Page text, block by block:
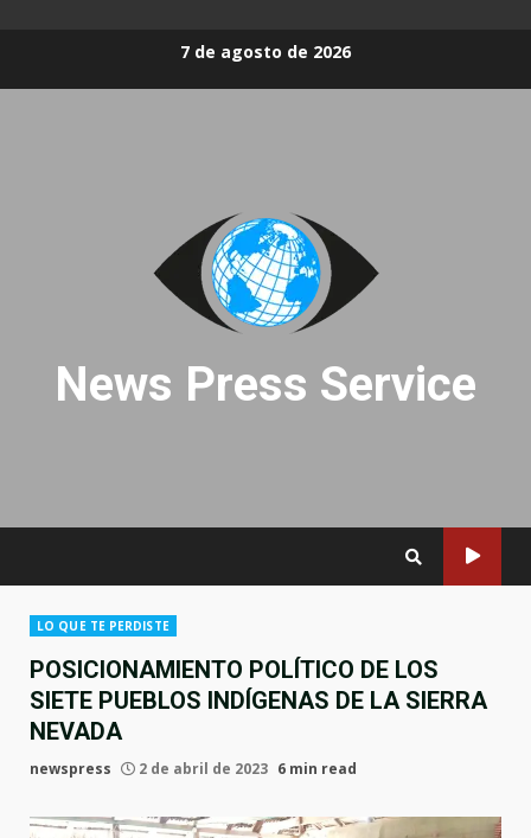
7 de agosto de 2026
News Press Service
LO QUE TE PERDISTE
POSICIONAMIENTO POLÍTICO DE LOS
SIETE PUEBLOS INDÍGENAS DE LA SIERRA
NEVADA
newspress 2 de abril de 2023 6 min read